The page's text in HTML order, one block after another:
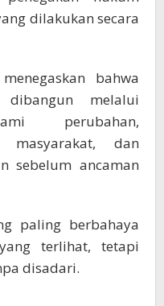
dilakukan secara
bahwa
melalui
perubahan,
masyarakat, dan
sebelum ancaman
paling berbahaya
terlihat, tetapi
disadari.